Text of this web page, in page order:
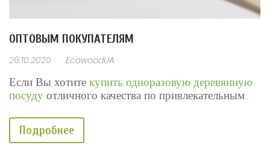
ОПТОВЫМ ПОКУПАТЕЛЯМ
26.10.2020 EcowoodUA
Если Вы хотите купить одноразовую деревянную
посуду отличного качества по привлекательным
Подробнее